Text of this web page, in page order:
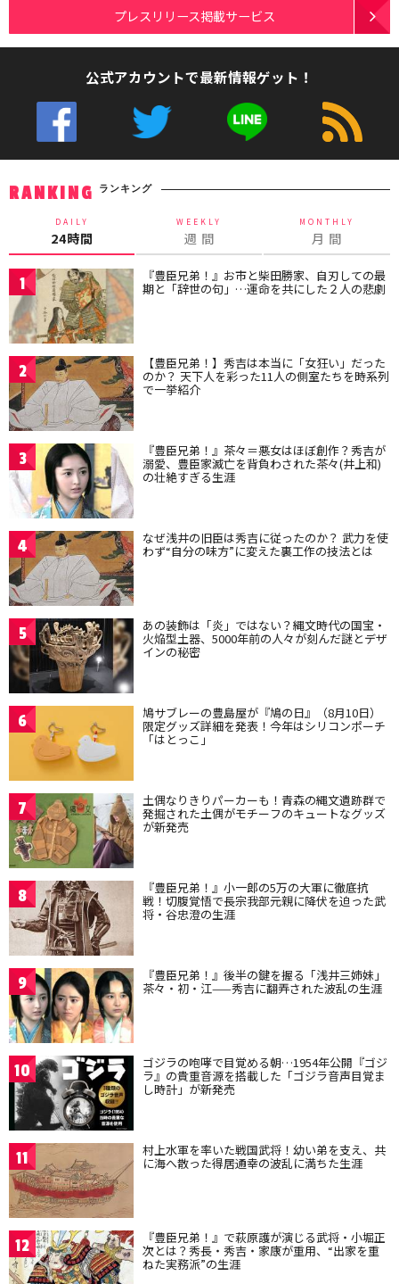
プレスリリース掲載サービス
公式アカウントで最新情報ゲット！
RANKING ランキング
DAILY
24時間
WEEKLY
週 間
MONTHLY
月 間
1 『豊臣兄弟！』お市と柴田勝家、自刃しての最
期と「辞世の句」…運命を共にした２人の悲劇
2 【豊臣兄弟！】秀吉は本当に「女狂い」だった
のか？ 天下人を彩った11人の側室たちを時系列
で一挙紹介
3 『豊臣兄弟！』茶々＝悪女はほぼ創作？秀吉が
溺愛、豊臣家滅亡を背負わされた茶々(井上和)
の壮絶すぎる生涯
4 なぜ浅井の旧臣は秀吉に従ったのか？ 武力を使
わず“自分の味方”に変えた裏工作の技法とは
5 あの装飾は「炎」ではない？縄文時代の国宝・
火焔型土器、5000年前の人々が刻んだ謎とデザ
インの秘密
6 鳩サブレーの豊島屋が『鳩の日』（8月10日）
限定グッズ詳細を発表！今年はシリコンポーチ
「はとっこ」
7 土偶なりきりパーカーも！青森の縄文遺跡群で
発掘された土偶がモチーフのキュートなグッズ
が新発売
8 『豊臣兄弟！』小一郎の5万の大軍に徹底抗
戦！切腹覚悟で長宗我部元親に降伏を迫った武
将・谷忠澄の生涯
9 『豊臣兄弟！』後半の鍵を握る「浅井三姉妹」
茶々・初・江——秀吉に翻弄された波乱の生涯
10 ゴジラの咆哮で目覚める朝…1954年公開『ゴジ
ラ』の貴重音源を搭載した「ゴジラ音声目覚ま
し時計」が新発売
11 村上水軍を率いた戦国武将！幼い弟を支え、共
に海へ散った得居通幸の波乱に満ちた生涯
12 『豊臣兄弟！』で萩原護が演じる武将・小堀正
次とは？秀長・秀吉・家康が重用、“出家を重
ねた実務派”の生涯